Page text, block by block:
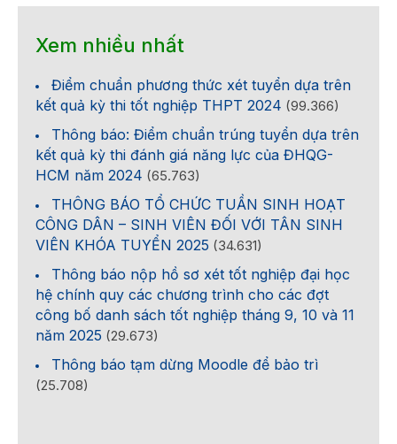
Xem nhiều nhất
Điểm chuẩn phương thức xét tuyển dựa trên
kết quả kỳ thi tốt nghiệp THPT 2024 (99.366)
Thông báo: Điểm chuẩn trúng tuyển dựa trên
kết quả kỳ thi đánh giá năng lực của ĐHQG-
HCM năm 2024 (65.763)
THÔNG BÁO TỔ CHỨC TUẦN SINH HOẠT
CÔNG DÂN – SINH VIÊN ĐỐI VỚI TÂN SINH
VIÊN KHÓA TUYỂN 2025 (34.631)
Thông báo nộp hồ sơ xét tốt nghiệp đại học
hệ chính quy các chương trình cho các đợt
công bố danh sách tốt nghiệp tháng 9, 10 và 11
năm 2025 (29.673)
Thông báo tạm dừng Moodle để bảo trì
(25.708)